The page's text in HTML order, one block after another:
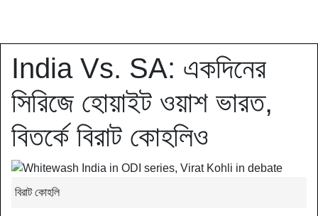
India Vs. SA: একদিনের
সিরিজে হোয়াইট ওয়াশ ভারত,
বিতর্কে বিরাট কোহলিও
বিরাট কোহলি